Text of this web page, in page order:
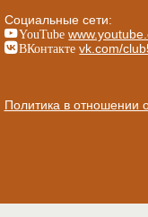
Социальные сети:
YouTube
ВКонтакте vk.com/
Политика в отношении